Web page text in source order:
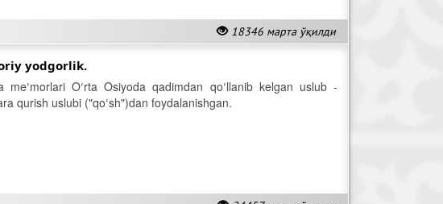
18346 марта ўқилди
yodgorlik.
meʼmorlari Oʻrta Osiyoda qadimdan qoʻllanib kelgan uslub -
qurish uslubi ("qoʻsh")dan foydalanishgan.